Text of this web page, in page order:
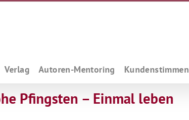
Verlag Autoren-Mentoring Kundenstimmen
Pfingsten – Einmal leben